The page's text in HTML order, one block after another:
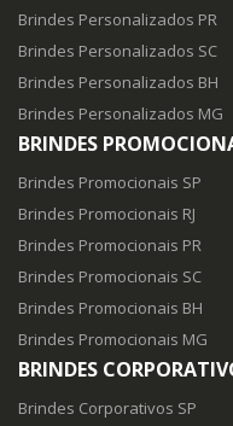
Brindes Personalizados PR
Brindes Personalizados SC
Brindes Personalizados BH
Brindes Personalizados MG
BRINDES
Brindes Promocionais SP
Brindes Promocionais RJ
Brindes Promocionais PR
Brindes Promocionais SC
Brindes Promocionais BH
Brindes Promocionais MG
BRINDES
Brindes Corporativos SP